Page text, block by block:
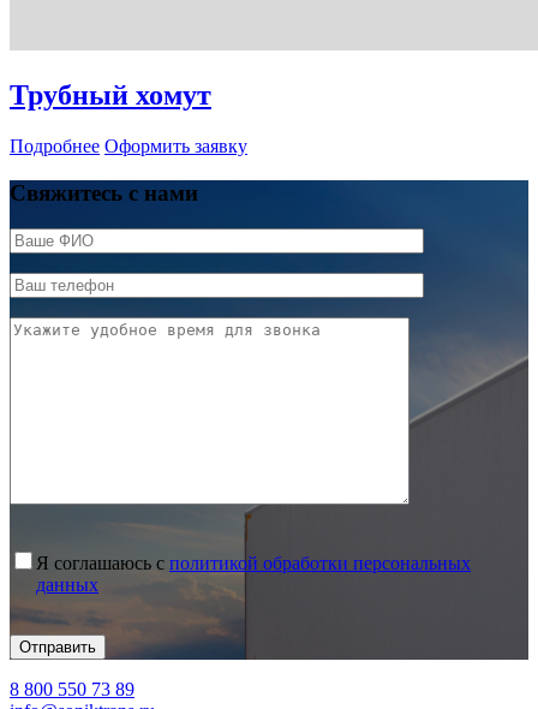
Трубный хомут
Подробнее Оформить заявку
Свяжитесь с нами
Я соглашаюсь с политикой обработки персональных
данных
8 800 550 73 89